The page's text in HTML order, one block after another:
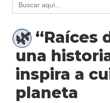
🌿 “Raíces
una
inspira a
planeta